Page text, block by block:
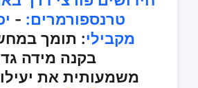
טרנספורמרים: -
מקבילי: תומך
בקנה מידה
משמעותית את